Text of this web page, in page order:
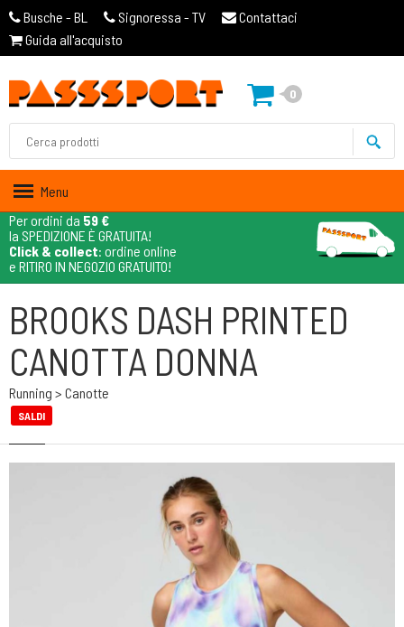
Busche - BL Signoressa - TV
Contattaci
Guida all'acquisto
0
Menu
Per ordini da 59 €
la SPEDIZIONE È GRATUITA!
Click & collect: ordine online
e RITIRO IN NEGOZIO GRATUITO!
BROOKS DASH PRINTED
CANOTTA DONNA
Running > Canotte
SALDI